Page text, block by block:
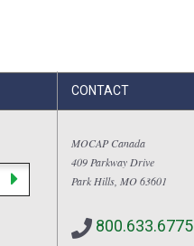
CONTACT
MOCAP Canada
409 Parkway Drive
Park Hills, MO 63601
800.633.6775